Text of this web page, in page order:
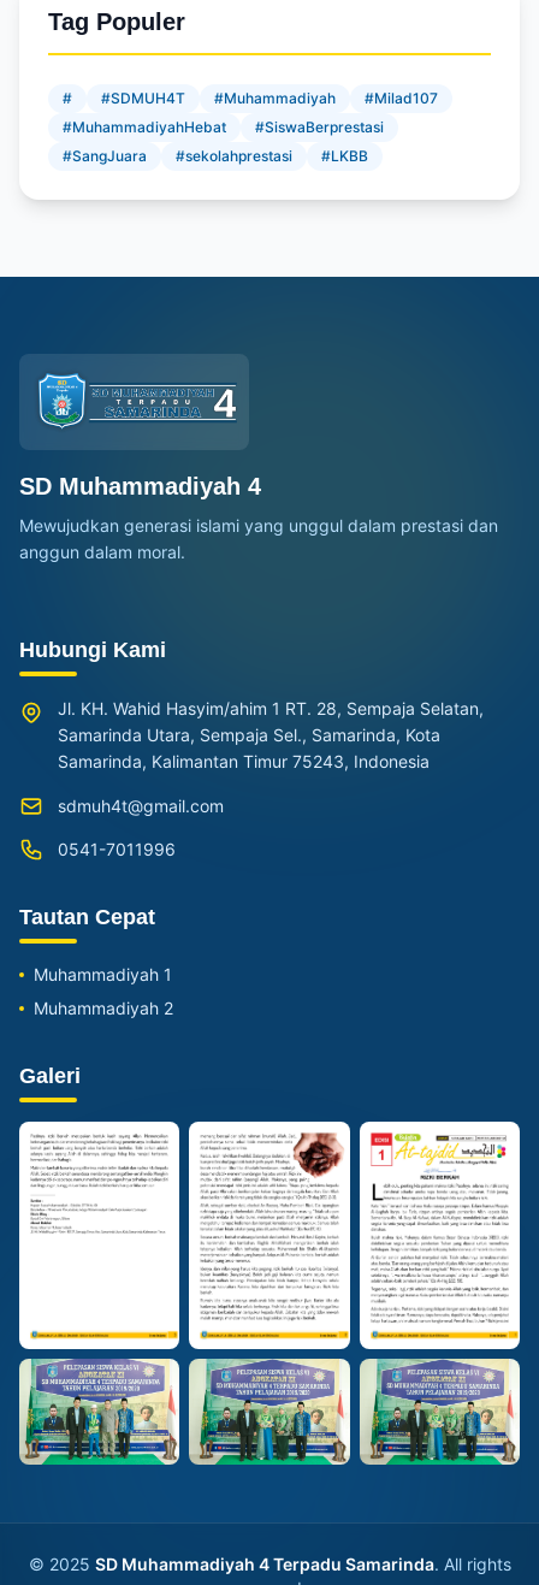
Tag Populer
# #SDMUH4T #Muhammadiyah
#Milad107
#MuhammadiyahHebat
#SiswaBerprestasi
#SangJuara
#sekolahprestasi #LKBB
SD Muhammadiyah 4
Mewujudkan generasi islami yang unggul dalam prestasi dan
anggun dalam moral.
Hubungi Kami
Jl. KH. Wahid Hasyim/ahim 1 RT. 28, Sempaja Selatan,
Samarinda Utara, Sempaja Sel., Samarinda, Kota
Samarinda, Kalimantan Timur 75243, Indonesia
sdmuh4t@gmail.com
0541-7011996
Tautan Cepat
Muhammadiyah 1
Muhammadiyah 2
Galeri
© 2025 SD Muhammadiyah 4 Terpadu Samarinda. All rights